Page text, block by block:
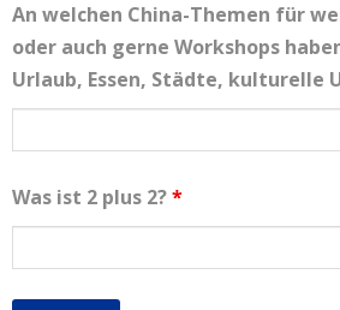
An welchen China-Themen für
oder auch gerne Workshops
Urlaub, Essen, Städte, kulturelle
Was ist 2 plus 2?*